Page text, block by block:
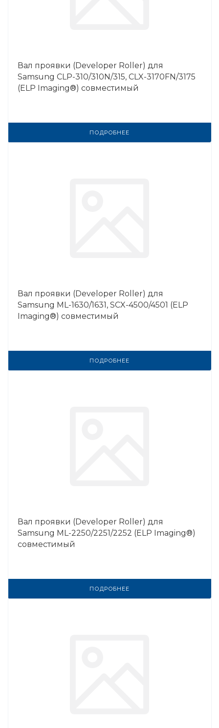
Вал проявки (Developer Roller) для
Samsung CLP-310/310N/315, CLX-3170FN/3175
(ELP Imaging®) совместимый
ПОДРОБНЕЕ
Вал проявки (Developer Roller) для
Samsung ML-1630/1631, SCX-4500/4501 (ELP
Imaging®) совместимый
ПОДРОБНЕЕ
Вал проявки (Developer Roller) для
Samsung ML-2250/2251/2252 (ELP Imaging®)
совместимый
ПОДРОБНЕЕ